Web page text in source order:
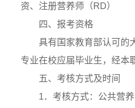
资、注册营养师（RD）
四、报考资格
具有国家教育部认可的
专业在校应届毕业生，经本
五、考核方式及时间
1．考核方式：公共营